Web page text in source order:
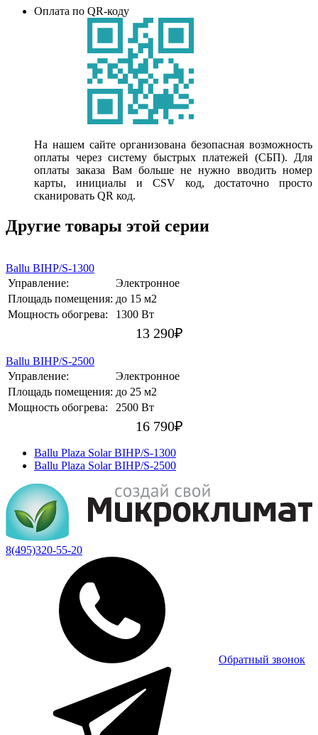
Оплата по QR-коду
На нашем сайте организована безопасная возможность
оплаты через систему быстрых платежей (СБП). Для
оплаты заказа Вам больше не нужно вводить номер
карты, инициалы и CSV код, достаточно просто
сканировать QR код.
Другие товары этой серии
Ballu BIHP/S-1300
Управление:
Электронное
Площадь помещения: до 15 м2
Мощность обогрева:
1300 Вт
13 290₽
Ballu BIHP/S-2500
Управление:
Электронное
Площадь помещения: до 25 м2
Мощность обогрева:
2500 Вт
16 790₽
Ballu Plaza Solar BIHP/S-1300
Ballu Plaza Solar BIHP/S-2500
8(495)320-55-20
Обратный звонок